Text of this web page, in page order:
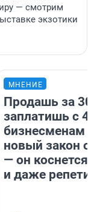
— смотрим
экзотики
МНЕНИЕ
Продашь за
заплатишь с
бизнесменам
новый закон о
— он коснется
и даже